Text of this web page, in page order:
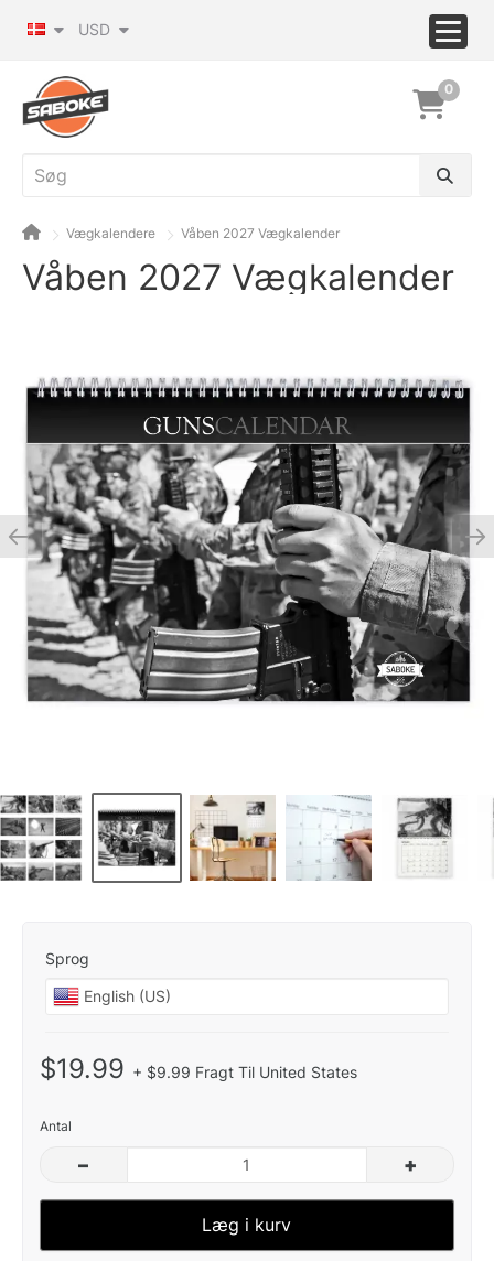
USD
0
Vægkalendere Våben 2027 Vægkalender
Våben 2027 Vægkalender
Sprog
$19.99 + $9.99 Fragt Til United States
Antal
– +
Læg i kurv